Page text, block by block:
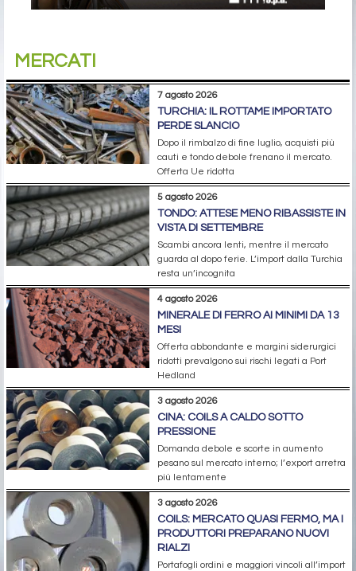
MERCATI
7 agosto 2026
TURCHIA: IL ROTTAME IMPORTATO
PERDE SLANCIO
Dopo il rimbalzo di fine luglio, acquisti più
cauti e tondo debole frenano il mercato.
Offerta Ue ridotta
5 agosto 2026
TONDO: ATTESE MENO RIBASSISTE IN
VISTA DI SETTEMBRE
Scambi ancora lenti, mentre il mercato
guarda al dopo ferie. L’import dalla Turchia
resta un’incognita
4 agosto 2026
MINERALE DI FERRO AI MINIMI DA 13
MESI
Offerta abbondante e margini siderurgici
ridotti prevalgono sui rischi legati a Port
Hedland
3 agosto 2026
CINA: COILS A CALDO SOTTO
PRESSIONE
Domanda debole e scorte in aumento
pesano sul mercato interno; l’export arretra
più lentamente
3 agosto 2026
COILS: MERCATO QUASI FERMO, MA I
PRODUTTORI PREPARANO NUOVI
RIALZI
Portafogli ordini e maggiori vincoli all’import